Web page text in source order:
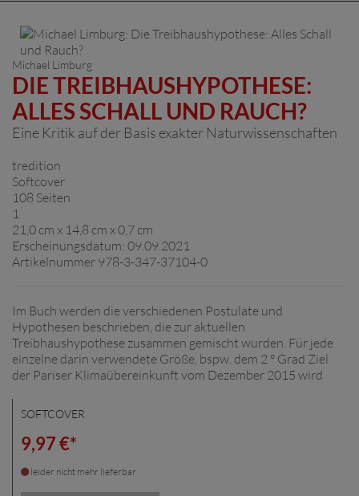
Michael Limburg
DIE TREIBHAUSHYPOTHESE:
ALLES SCHALL UND RAUCH?
Eine Kritik auf der Basis exakter Naturwissenschaften
tredition
Softcover
108 Seiten
1
21,0 cm x 14,8 cm x 0,7 cm
Erscheinungsdatum: 09.09.2021
Artikelnummer 978-3-347-37104-0
Im Buch werden die verschiedenen Postulate und
Hypothesen beschrieben, die zur aktuellen
Treibhaushypothese zusammen gemischt wurden. Für jede
einzelne darin verwendete Größe, bspw. dem 2 ° Grad Ziel
der Pariser Klimaübereinkunft vom Dezember 2015 wird
SOFTCOVER
9,97 €*
leider nicht mehr lieferbar